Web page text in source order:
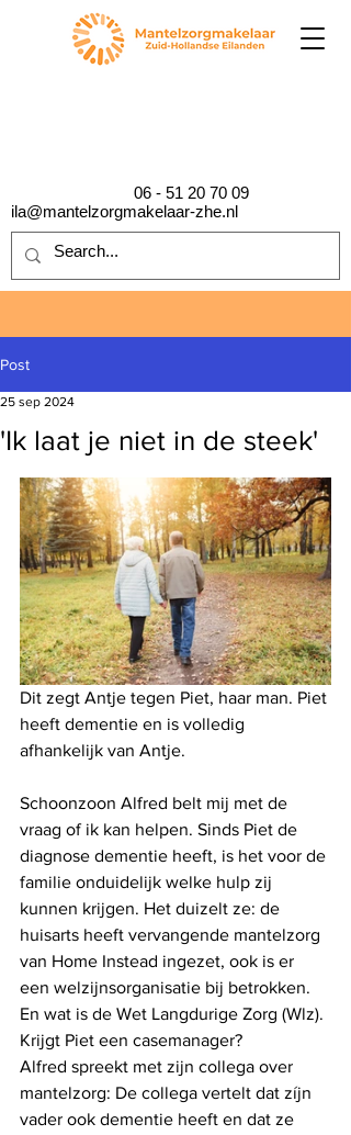
06 - 51 20 70 09
ila@mantelzorgmakelaar-zhe.nl
Post
'Ik laat je niet in de steek'
25 sep 2024
Dit zegt Antje tegen Piet, haar man. Piet
heeft dementie en is volledig
afhankelijk van Antje.
Schoonzoon Alfred belt mij met de
vraag of ik kan helpen. Sinds Piet de
diagnose dementie heeft, is het voor de
familie onduidelijk welke hulp zij
kunnen krijgen. Het duizelt ze: de
huisarts heeft vervangende mantelzorg
van Home Instead ingezet, ook is er
een welzijnsorganisatie bij betrokken.
En wat is de Wet Langdurige Zorg (Wlz).
Krijgt Piet een casemanager?
Alfred spreekt met zijn collega over
mantelzorg: De collega vertelt dat zíjn
vader ook dementie heeft en dat ze